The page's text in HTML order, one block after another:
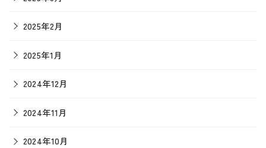
2025年2月
2025年1月
2024年12月
2024年11月
2024年10月